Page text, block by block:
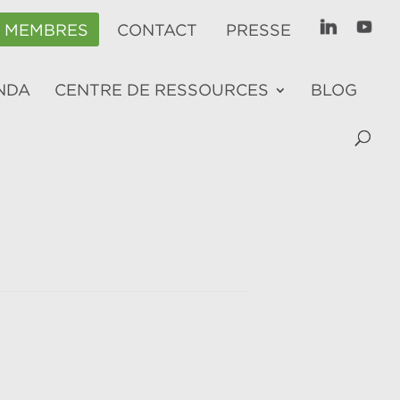
MEMBRES CONTACT PRESSE
CENTRE DE RESSOURCES BLOG